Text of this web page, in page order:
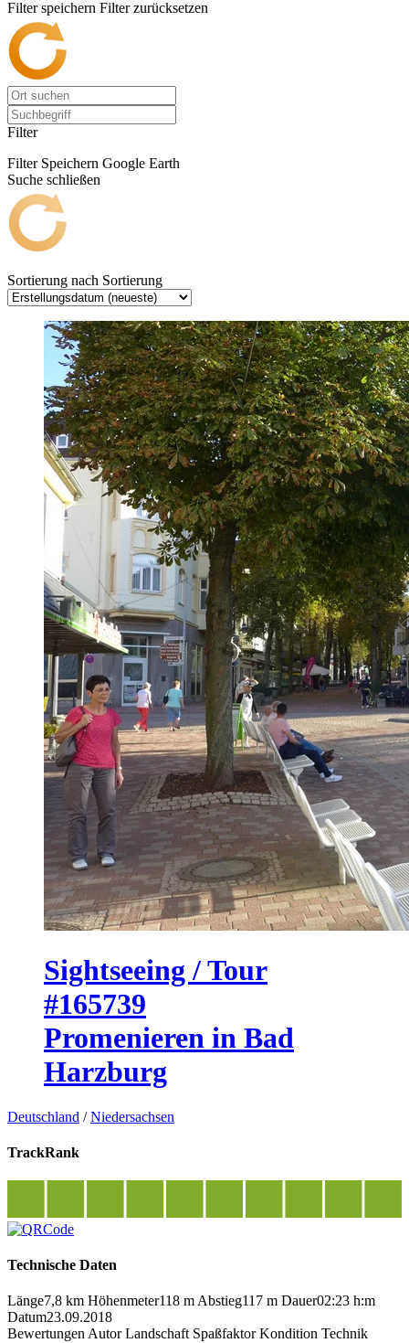
Filter speichern Filter zurücksetzen
Filter
Filter Speichern Google Earth
Suche schließen
Sortierung nach Sortierung
Sightseeing / Tour
#165739
Promenieren in Bad
Harzburg
Deutschland /Niedersachsen
TrackRank
Technische Daten
Länge7,8 km Höhenmeter118 m Abstieg117 m Dauer02:23 h:m
Datum23.09.2018
Bewertungen Autor Landschaft Spaßfaktor Kondition Technik